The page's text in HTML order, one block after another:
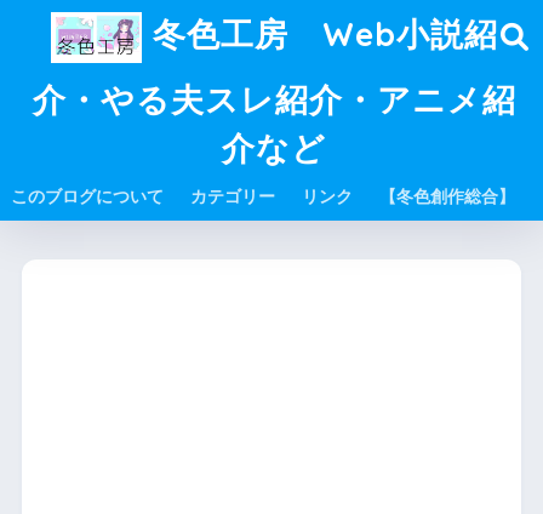
冬色工房 Web小説紹
介・やる夫スレ紹介・アニメ紹
介など
このブログについて カテゴリー リンク 【冬色創作総合】